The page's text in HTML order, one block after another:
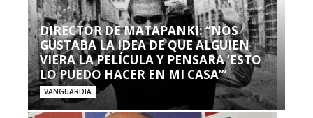
DIRECTOR DE MATAPANKI: “NOS
GUSTABA LA IDEA DE QUE ALGUIEN
VIERA LA PELÍCULA Y PENSARA ‘ESTO
LO PUEDO HACER EN MI CASA’”
VANGUARDIA